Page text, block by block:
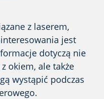
z laserem,
jest
dotyczą nie
okiem, ale także
wystąpić podczas